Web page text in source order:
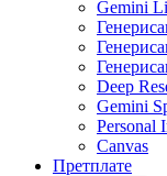
Gemini
Deep
Gemini
Personal
Canvas
Претплате